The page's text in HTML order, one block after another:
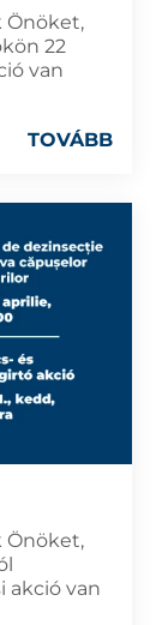
Önöket,
22
van
TOVÁBB
Önöket,
akció van